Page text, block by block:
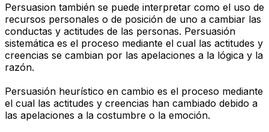
Persuasion también se puede interpretar como el uso de
recursos personales o de posición de uno a cambiar las
conductas y actitudes de las personas. Persuasión
sistemática es el proceso mediante el cual las actitudes y
creencias se cambian por las apelaciones a la lógica y la
razón.
Persuasión heurístico en cambio es el proceso mediante
el cual las actitudes y creencias han cambiado debido a
las apelaciones a la costumbre o la emoción.